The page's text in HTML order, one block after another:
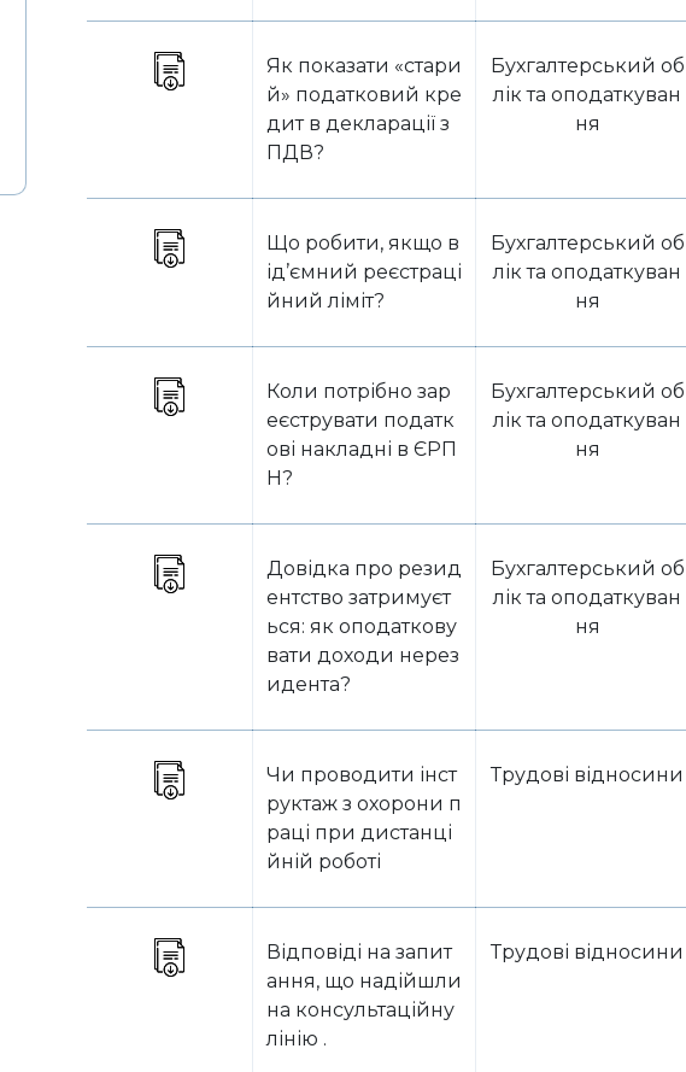
Як показати «стари
й» податковий кре
дит в декларації з
ПДВ?
Бухгалтерський об
лік та оподаткуван
ня
Що робити, якщо в
ід’ємний реєстраці
йний ліміт?
Бухгалтерський об
лік та оподаткуван
ня
Коли потрібно зар
еєструвати податк
ові накладні в ЄРП
Н?
Бухгалтерський об
лік та оподаткуван
ня
Довідка про резид
ентство затримуєт
ься: як оподаткову
вати доходи нерез
идента?
Бухгалтерський об
лік та оподаткуван
ня
Чи проводити інст
руктаж з охорони п
раці при дистанці
йній роботі
Трудові відносини
Відповіді на запит
ання, що надійшли
на консультаційну
лінію .
Трудові відносини